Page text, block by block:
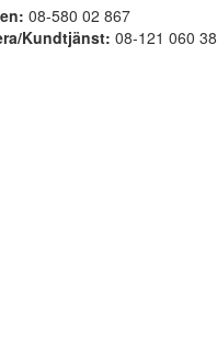
08-580 02 867
Kundtjänst: 08-121 060 38